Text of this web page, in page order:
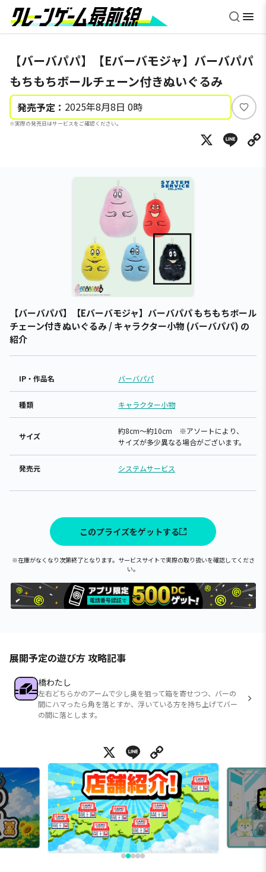
【バーバパパ】【Eバーバモジャ】バーバパパ
もちもちボールチェーン付きぬいぐるみ
発売予定： 2025年8月8日 0時
※実際の発売日はサービスをご確認ください。
い
ね
X
【バーバパパ】【Eバーバモジャ】バーバパパ もちもちボール
チェーン付きぬいぐるみ / キャラクター小物 (バーバパパ) の
紹介
IP・作品名 バーバパパ
種類 キャラクター小物
サイズ
約8cm～約10cm ※アソートにより、
サイズが多少異なる場合がございます。
発売元 システムサービス
このプライズをゲットする
※在庫がなくなり次第終了となります。サービスサイトで実際の取り扱いを確認してくださ
い。
展開予定の遊び方 攻略記事
橋わたし
左右どちらかのアームで少し奥を狙って箱を寄せつつ、バーの
間にハマったら角を落とすか、浮いている方を持ち上げてバー
の間に落とします。
X Line